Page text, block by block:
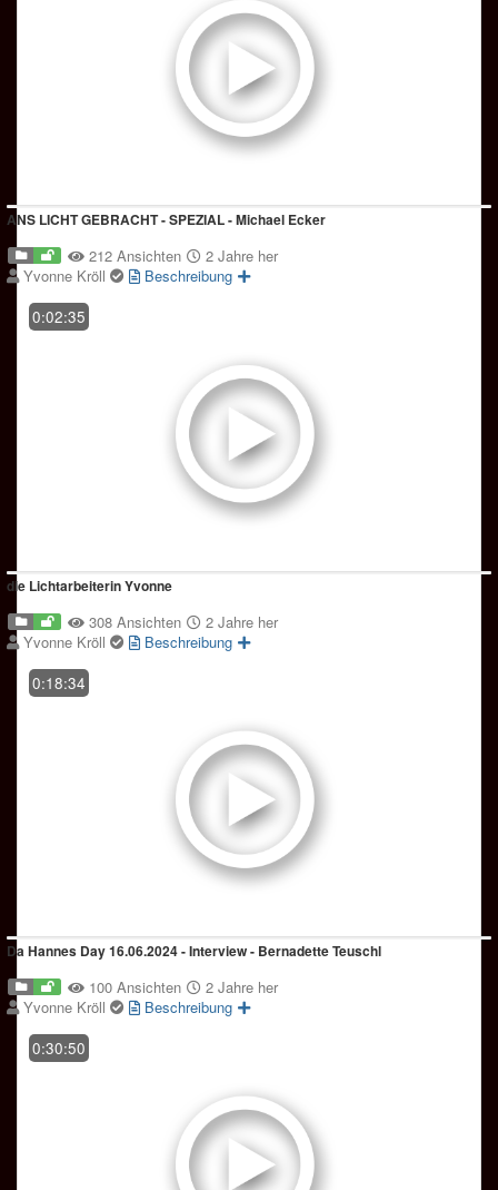
ANS LICHT GEBRACHT - SPEZIAL - Michael Ecker
212 Ansichten
2 Jahre her
Yvonne Kröll
Beschreibung
0:02:35
die Lichtarbeiterin Yvonne
308 Ansichten
2 Jahre her
Yvonne Kröll
Beschreibung
0:18:34
Da Hannes Day 16.06.2024 - Interview - Bernadette Teuschl
100 Ansichten
2 Jahre her
Yvonne Kröll
Beschreibung
0:30:50